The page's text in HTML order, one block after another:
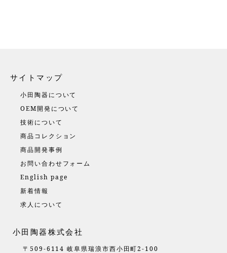
サイトマップ
小田陶器について
OEM開発について
技術について
商品コレクション
商品開発事例
お問い合わせフォーム
English page
新着情報
求人について
小田陶器株式会社
〒509-6114 岐阜県瑞浪市西小田町2-100